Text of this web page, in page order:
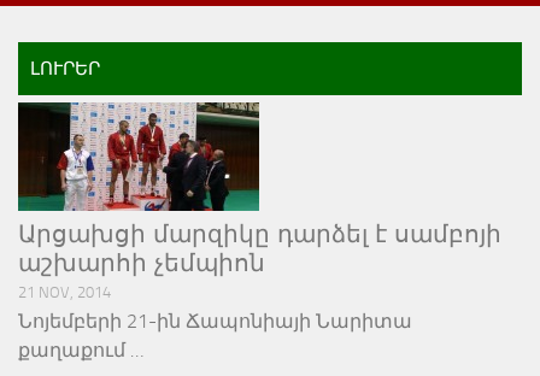
ԼՈՒՐԵՐ
Արցախցի մարզիկը դարձել է սամբոյի
աշխարհի չեմպիոն
21 NOV, 2014
Նոյեմբերի 21-ին Ճապոնիայի Նարիտա
քաղաքում …